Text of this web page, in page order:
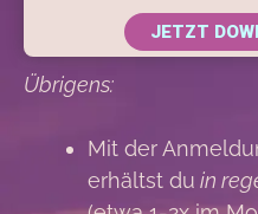
JETZT
Übrigens:
Mit der
erhältst du in